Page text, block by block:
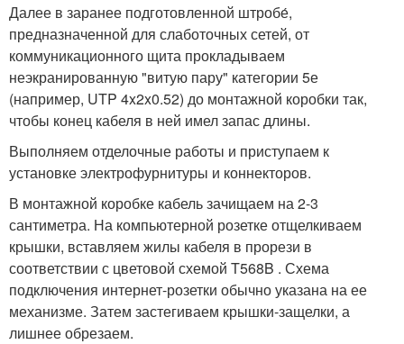
Далее в заранее подготовленной штробе́,
предназначенной для слаботочных сетей, от
коммуникационного щита прокладываем
неэкранированную "витую пару" категории 5е
(например, UTP 4x2x0.52) до монтажной коробки так,
чтобы конец кабеля в ней имел запас длины.
Выполняем отделочные работы и приступаем к
установке электрофурнитуры и коннекторов.
В монтажной коробке кабель зачищаем на 2-3
сантиметра. На компьютерной розетке отщелкиваем
крышки, вставляем жилы кабеля в прорези в
соответствии с цветовой схемой T568B . Схема
подключения интернет-розетки обычно указана на ее
механизме. Затем застегиваем крышки-защелки, а
лишнее обрезаем.